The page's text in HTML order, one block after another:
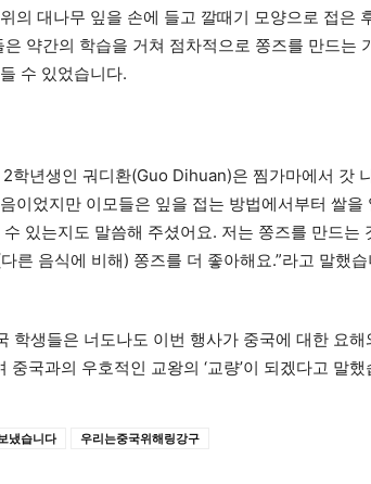
의 대나무 잎을 손에 들고 깔때기 모양으로 접은
약간의 학습을 거쳐 점차적으로 쫑즈를 만드는
수 있었습니다.
학년생인 궈디환(Guo Dihuan)은 찜가마에서 갓
이었지만 이모들은 잎을 접는 방법에서부터 쌀을
있는지도 말씀해 주셨어요. 저는 쫑즈를 만드는
른 음식에 비해) 쫑즈를 더 좋아해요.”라고 말했습
학생들은 너도나도 이번 행사가 중국에 대한 요
중국과의 우호적인 교왕의 ‘교량’이 되겠다고 말했
냈습니다 우리는중국위해링강구